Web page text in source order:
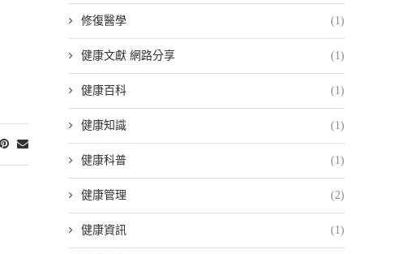
修復醫學 (1)
健康文獻 網路分享 (1)
健康百科 (1)
健康知識 (1)
健康科普 (1)
健康管理 (2)
健康資訊 (1)